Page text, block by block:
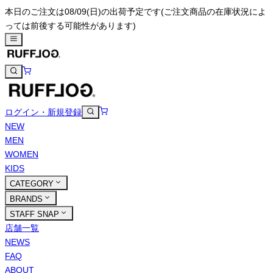
本日のご注文は08/09(日)の出荷予定です(ご注文商品の在庫状況によ
っては前後する可能性があります)
ログイン・新規登録
NEW
MEN
WOMEN
KIDS
CATEGORY
BRANDS
STAFF SNAP
店舗一覧
NEWS
FAQ
ABOUT